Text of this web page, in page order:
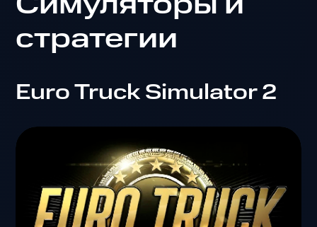
стратегии
Euro Truck Simulator 2